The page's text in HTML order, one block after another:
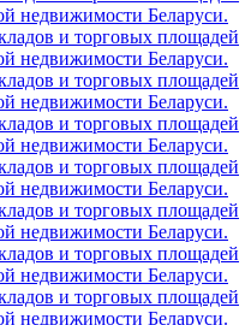
недвижимости Беларуси.
и торговых площадей
недвижимости Беларуси.
и торговых площадей
недвижимости Беларуси.
и торговых площадей
недвижимости Беларуси.
и торговых площадей
недвижимости Беларуси.
и торговых площадей
недвижимости Беларуси.
и торговых площадей
недвижимости Беларуси.
и торговых площадей
недвижимости Беларуси.